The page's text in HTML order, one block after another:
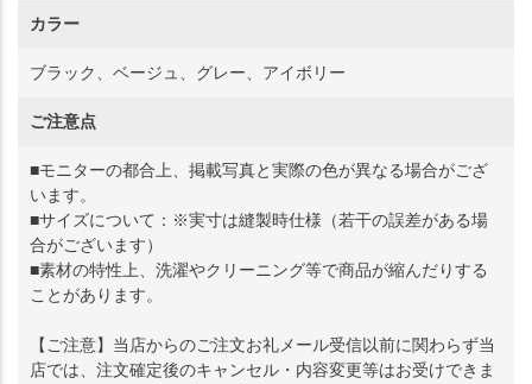
カラー
ブラック、ベージュ、グレー、アイボリー
ご注意点
■モニターの都合上、掲載写真と実際の色が異なる場合がござ
います。
■サイズについて：※実寸は縫製時仕様（若干の誤差がある場
合がございます）
■素材の特性上、洗濯やクリーニング等で商品が縮んだりする
ことがあります。
【ご注意】当店からのご注文お礼メール受信以前に関わらず当
店では、注文確定後のキャンセル・内容変更等はお受けできま